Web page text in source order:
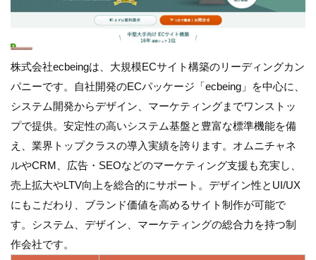
株式会社ecbeingは、大規模ECサイト構築のリーディングカン
パニーです。自社開発のECパッケージ「ecbeing」を中心に、
システム開発からデザイン、マーケティングまでワンストッ
プで提供。安定性の高いシステム基盤と豊富な標準機能を備
え、業界トップクラスの導入実績を誇ります。オムニチャネ
ルやCRM、広告・SEOなどのマーケティング支援も充実し、
売上拡大やLTV向上を総合的にサポート。デザイン性とUI/UX
にもこだわり、ブランド価値を高めるサイト制作が可能で
す。システム、デザイン、マーケティングの総合力を持つ制
作会社です。